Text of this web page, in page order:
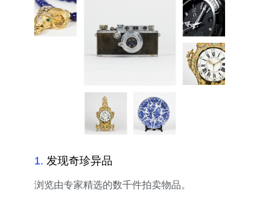
1. 发现奇珍异品
浏览由专家精选的数千件拍卖物品。